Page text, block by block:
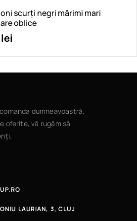
scurți negri mărimi mari
oblice
lei
dumneavoastră,
oferite, vă rugăm să
LAURIAN, 3, CLUJ